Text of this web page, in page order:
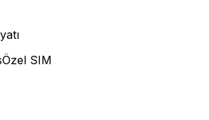
Özel SIM